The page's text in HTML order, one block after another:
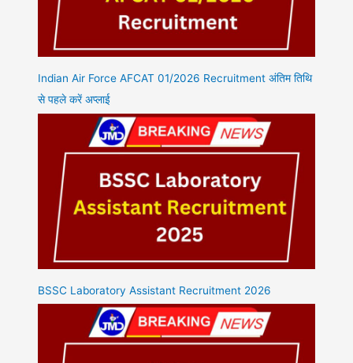
Indian Air Force AFCAT 01/2026 Recruitment अंतिम तिथि
से पहले करें अप्लाई
BSSC Laboratory Assistant Recruitment 2026